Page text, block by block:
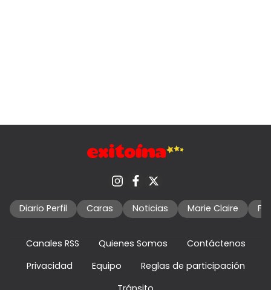
Diario Perfil Caras Noticias Marie Claire
Canales RSS Quienes Somos
Contáctenos
Privacidad
Equipo
Reglas de participación